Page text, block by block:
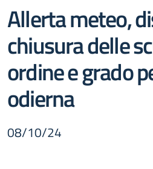
Allerta meteo,
chiusura delle
ordine e grado
odierna
08/10/24